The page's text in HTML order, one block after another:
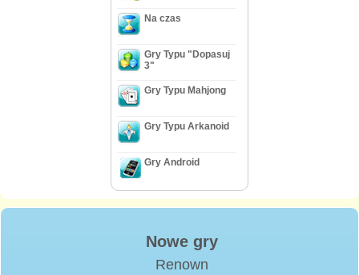
Na czas
Gry Typu "Dopasuj
3"
Gry Typu Mahjong
Gry Typu Arkanoid
Gry Android
Nowe gry
Renown